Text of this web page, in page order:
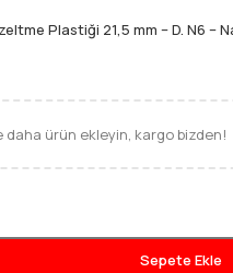
Plastiği 21,5 mm – D. N6 –
daha ürün ekleyin, kargo bizden!
Sepete Ekle